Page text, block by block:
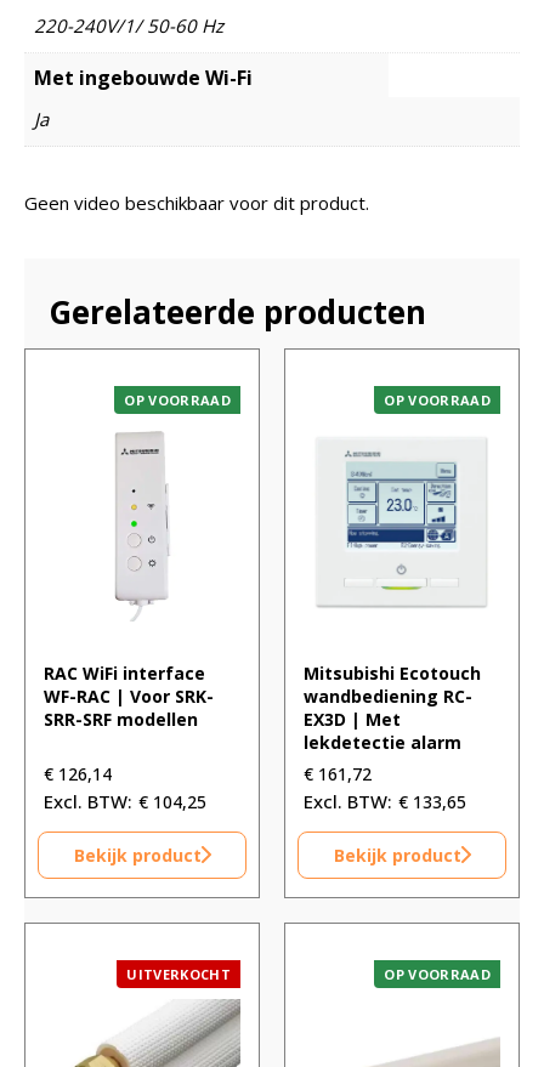
220-240V/1/ 50-60 Hz
Met ingebouwde Wi-Fi
Ja
Geen video beschikbaar voor dit product.
Gerelateerde producten
OP VOORRAAD
RAC WiFi interface
WF-RAC | Voor SRK-
SRR-SRF modellen
€ 126,14
€ 104,25
Bekijk product
OP VOORRAAD
Mitsubishi Ecotouch
wandbediening RC-
EX3D | Met
lekdetectie alarm
€ 161,72
€ 133,65
Bekijk product
UITVERKOCHT OP VOORRAAD